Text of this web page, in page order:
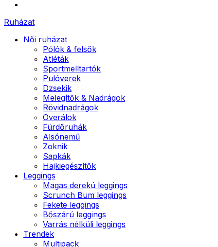
Ruházat
Női ruházat
Pólók & felsők
Atléták
Sportmelltartók
Pulóverek
Dzsekik
Melegítők & Nadrágok
Rövidnadrágok
Overálok
Fürdőruhák
Alsónemű
Zoknik
Sapkák
Hajkiegészítők
Leggings
Magas derekú leggings
Scrunch Bum leggings
Fekete leggings
Bőszárú leggings
Varrás nélküli leggings
Trendek
Multipack